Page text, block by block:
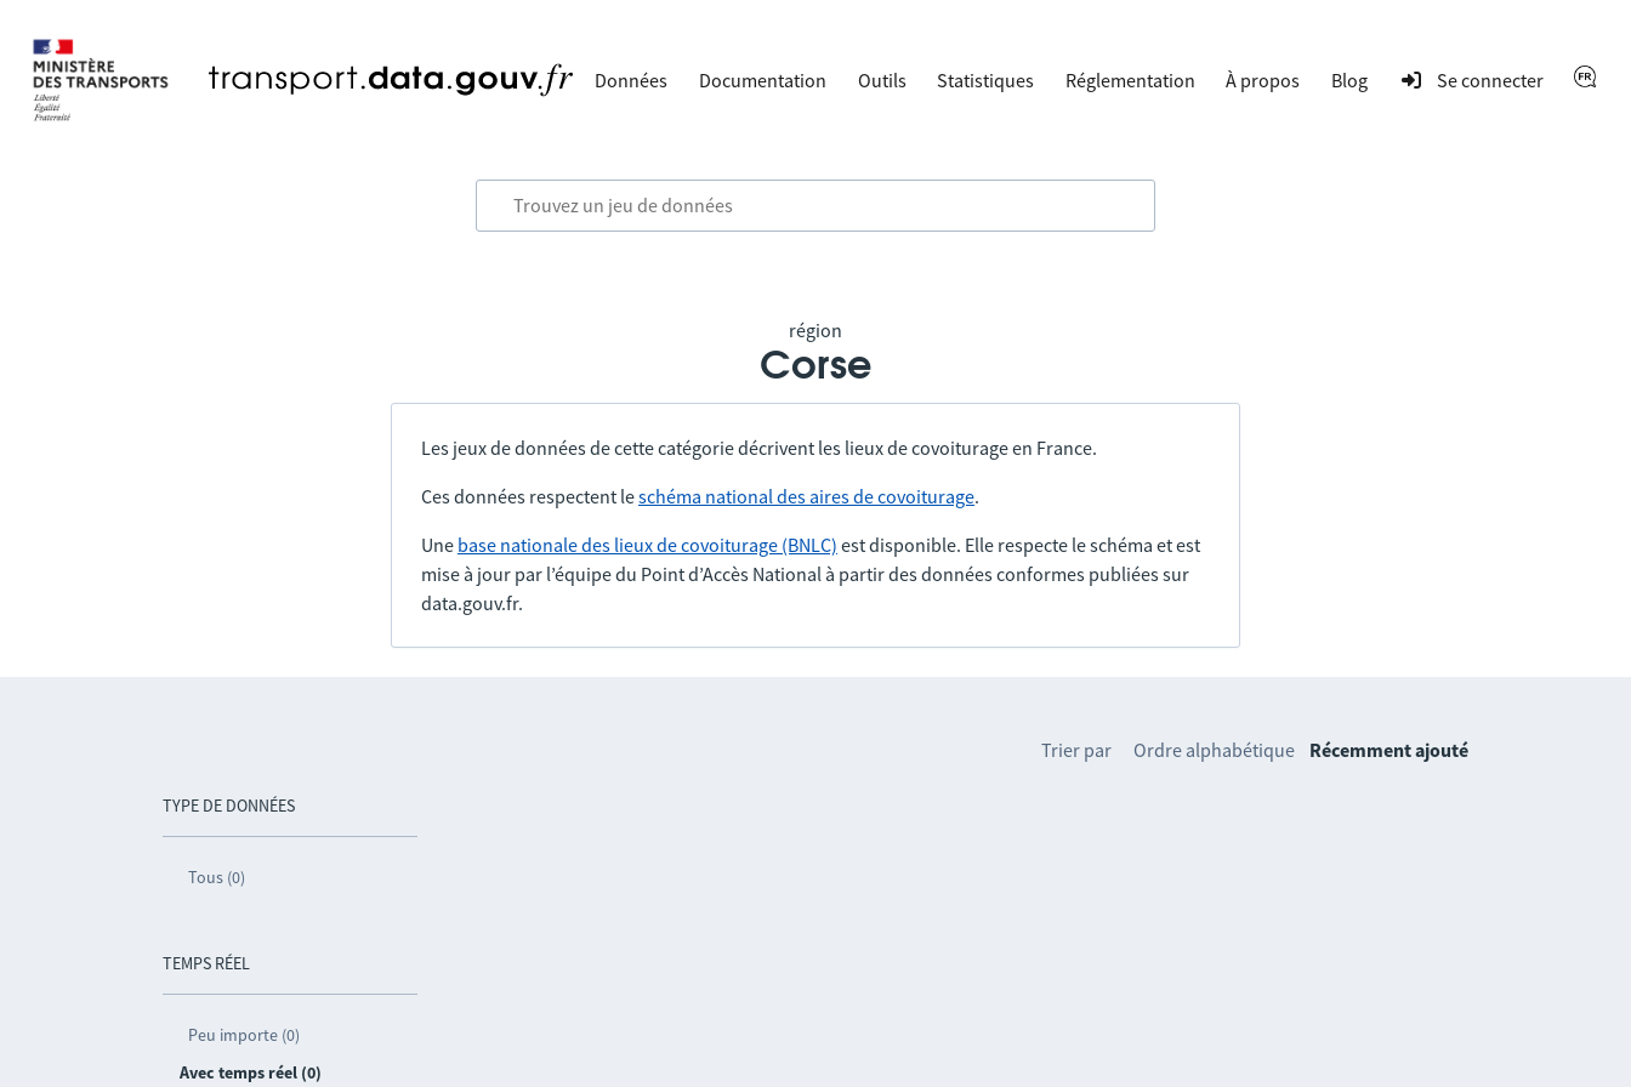
Données Documentation Outils Statistiques Réglementation À propos Blog Se connecter
région
Corse
Les jeux de données de cette catégorie décrivent les lieux de covoiturage en France.
Ces données respectent leschéma national des aires de covoiturage.
Une base nationale des lieux de covoiturage (BNLC) est disponible. Elle respecte le schéma et est
mise à jour par l’équipe du Point d’Accès National à partir des données conformes publiées sur
data.gouv.fr.
TYPE DE DONNÉES
Tous (0)
TEMPS RÉEL
Peu importe (0)
Avec temps réel (0)
Trier par Ordre alphabétique Récemment ajouté